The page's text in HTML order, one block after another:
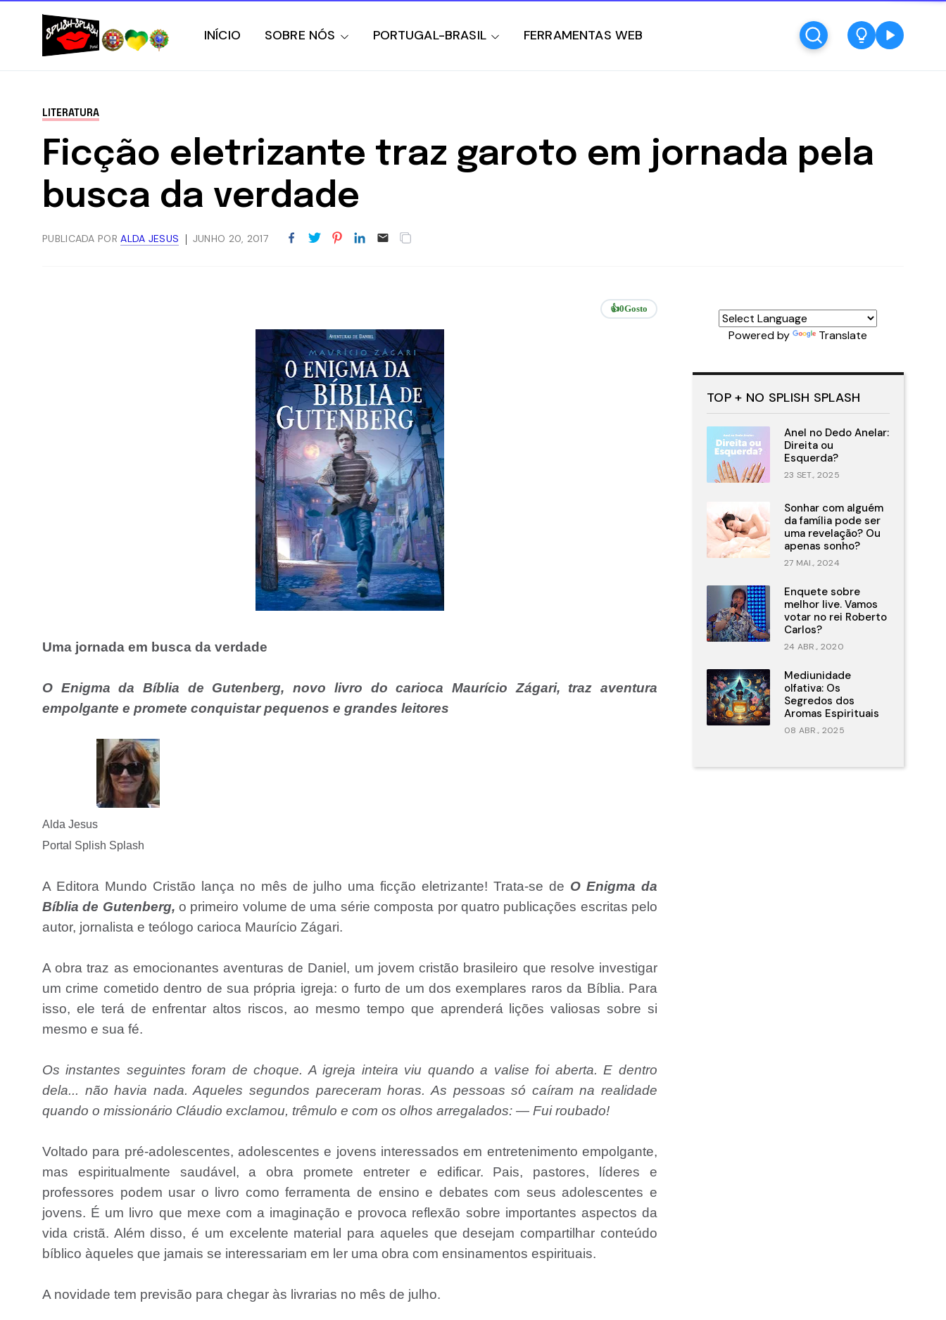
INÍCIO SOBRE NÓS PORTUGAL-BRASIL FERRAMENTAS WEB
LITERATURA
Ficção eletrizante traz garoto em jornada pela
busca da verdade
PUBLICADA PORALDA JESUS JUNHO 20, 2017
👍0Gosto
Uma jornada em busca da verdade
O Enigma da Bíblia de Gutenberg, novo livro do carioca Maurício Zágari, traz aventura
empolgante e promete conquistar pequenos e grandes leitores
Alda Jesus
Portal Splish Splash
A Editora Mundo Cristão lança no mês de julho uma ficção eletrizante! Trata-se de O Enigma da
Bíblia de Gutenberg, o primeiro volume de uma série composta por quatro publicações escritas pelo
autor, jornalista e teólogo carioca Maurício Zágari.
A obra traz as emocionantes aventuras de Daniel, um jovem cristão brasileiro que resolve investigar
um crime cometido dentro de sua própria igreja: o furto de um dos exemplares raros da Bíblia. Para
isso, ele terá de enfrentar altos riscos, ao mesmo tempo que aprenderá lições valiosas sobre si
mesmo e sua fé.
Os instantes seguintes foram de choque. A igreja inteira viu quando a valise foi aberta. E dentro
dela... não havia nada. Aqueles segundos pareceram horas. As pessoas só caíram na realidade
quando o missionário Cláudio exclamou, trêmulo e com os olhos arregalados: — Fui roubado!
Voltado para pré-adolescentes, adolescentes e jovens interessados em entretenimento empolgante,
mas espiritualmente saudável, a obra promete entreter e edificar. Pais, pastores, líderes e
professores podem usar o livro como ferramenta de ensino e debates com seus adolescentes e
jovens. É um livro que mexe com a imaginação e provoca reflexão sobre importantes aspectos da
vida cristã. Além disso, é um excelente material para aqueles que desejam compartilhar conteúdo
bíblico àqueles que jamais se interessariam em ler uma obra com ensinamentos espirituais.
A novidade tem previsão para chegar às livrarias no mês de julho.
Powered by Translate
TOP + NO SPLISH SPLASH
Anel no Dedo Anelar:
Direita ou
Esquerda?
23 SET., 2025
Sonhar com alguém
da família pode ser
uma revelação? Ou
apenas sonho?
27 MAI., 2024
Enquete sobre
melhor live. Vamos
votar no rei Roberto
Carlos?
24 ABR., 2020
Mediunidade
olfativa: Os
Segredos dos
Aromas Espirituais
08 ABR., 2025